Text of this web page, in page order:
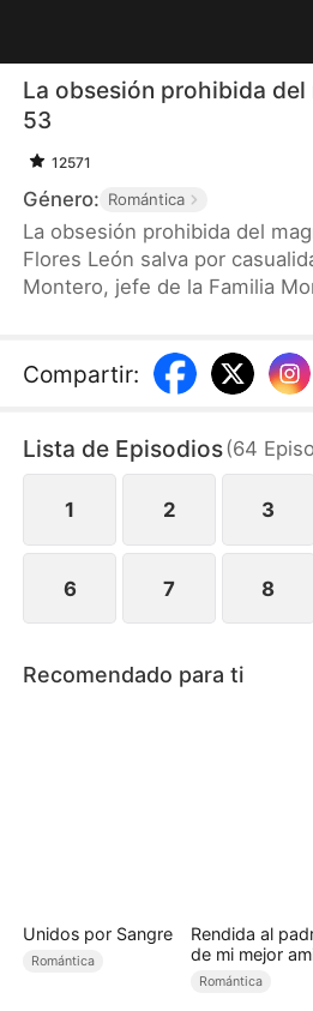
La obsesión prohibida
53
12571
Género: Romántica
La obsesión prohibida del
Flores León salva por
Montero, jefe de la Familia
conquistarla, pero Flores lo
prometido, su hermano
y, durante la boda de Flores y
Flores por la fuerza...
Compartir:
Lista de Episodios(64
1 2 3
6 7 8
Recomendado para ti
Unidos por Sangre
Romántica
Rendida al
de mi mejor
(Doblado)
Romántica